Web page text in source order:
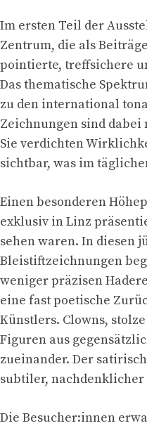
Im ersten Teil der
Zentrum, die als
pointierte, treffsichere
Das thematische
zu den international
Zeichnungen sind
Sie verdichten
sichtbar, was im
Einen besonderen
exklusiv in Linz
sehen waren. In diesen
Bleistiftzeichnungen
weniger präzisen
eine fast poetische
Künstlers. Clowns,
Figuren aus
zueinander. Der
subtiler,
Die Besucher:innen